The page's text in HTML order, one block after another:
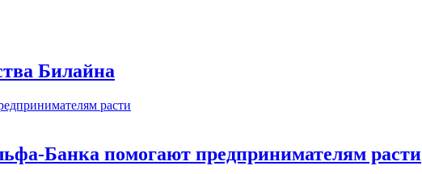
Билайна
Банка помогают предпринимателям расти